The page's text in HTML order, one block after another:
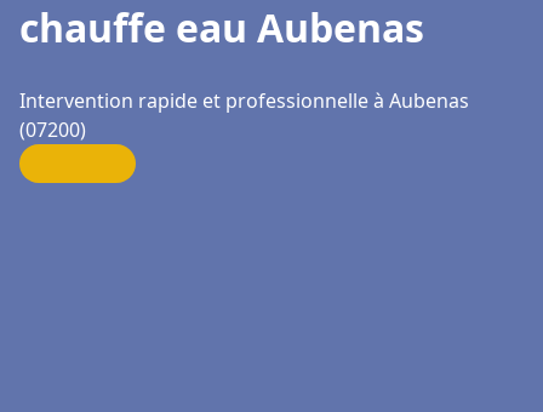
chauffe eau Aubenas
Intervention rapide et professionnelle à Aubenas
(07200)